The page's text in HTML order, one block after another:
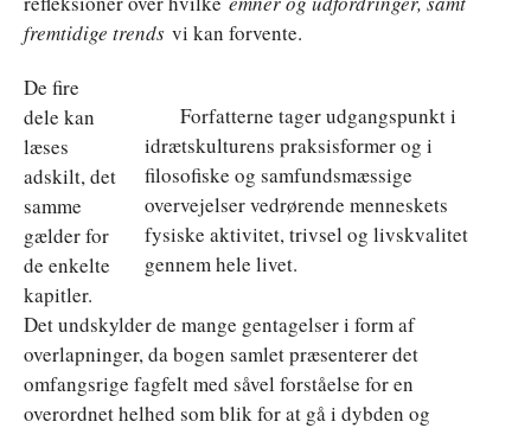
fremtidige trends vi kan forvente.
Forfatterne tager udgangspunkt i
idrætskulturens praksisformer og i
filosofiske og samfundsmæssige
overvejelser vedrørende menneskets
fysiske aktivitet, trivsel og livskvalitet
gennem hele livet.
De fire
dele kan
læses
adskilt, det
samme
gælder for
de enkelte
kapitler.
Det undskylder de mange gentagelser i form af
overlapninger, da bogen samlet præsenterer det
omfangsrige fagfelt med såvel forståelse for en
overordnet helhed som blik for at gå i dybden og